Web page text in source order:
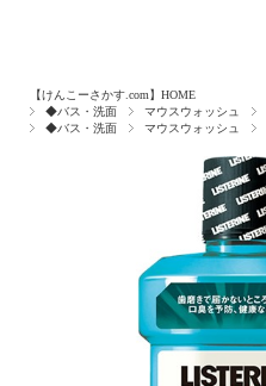
【けんこーさかす.com】HOME
◆バス・洗面
マウスウォッシュ
◆バス・洗面
マウスウォッシュ